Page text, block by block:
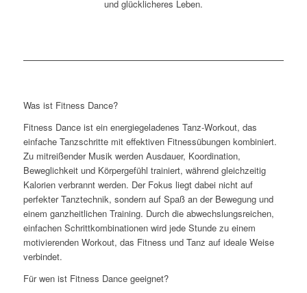
und glücklicheres Leben.
Was ist Fitness Dance?
Fitness Dance ist ein energiegeladenes Tanz-Workout, das
einfache Tanzschritte mit effektiven Fitnessübungen kombiniert.
Zu mitreißender Musik werden Ausdauer, Koordination,
Beweglichkeit und Körpergefühl trainiert, während gleichzeitig
Kalorien verbrannt werden. Der Fokus liegt dabei nicht auf
perfekter Tanztechnik, sondern auf Spaß an der Bewegung und
einem ganzheitlichen Training. Durch die abwechslungsreichen,
einfachen Schrittkombinationen wird jede Stunde zu einem
motivierenden Workout, das Fitness und Tanz auf ideale Weise
verbindet.
Für wen ist Fitness Dance geeignet?